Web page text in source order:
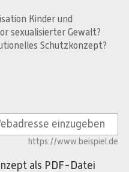
Kinder und
sexualisierter Gewalt?
Schutzkonzept?
https://www.beispiel.de
als PDF-Datei